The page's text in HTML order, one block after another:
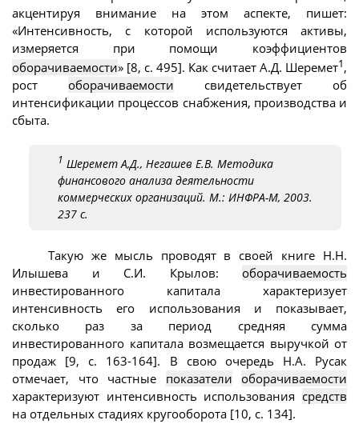
акцентируя внимание на этом аспекте, пишет:
«Интенсивность, с которой используются активы,
измеряется при помощи коэффициентов
оборачиваемости» [8, с. 495]. Как считает А.Д. Шеремет1,
рост оборачиваемости свидетельствует об
интенсификации процессов снабжения, производства и
сбыта.
1 Шеремет А,Д., Негашев Е.В. Методика
финансового анализа деятельности
коммерческих организаций. М.: ИНФРА-М, 2003.
237 с.
Такую же мысль проводят в своей книге Н.Н.
Илышева и С.И. Крылов: оборачиваемость
инвестированного капитала характеризует
интенсивность его использования и показывает,
сколько раз за период средняя сумма
инвестированного капитала возмещается выручкой от
продаж [9, с. 163-164]. В свою очередь Н.А. Русак
отмечает, что частные показатели оборачиваемости
характеризуют интенсивность использования средств
на отдельных стадиях кругооборота [10, с. 134].